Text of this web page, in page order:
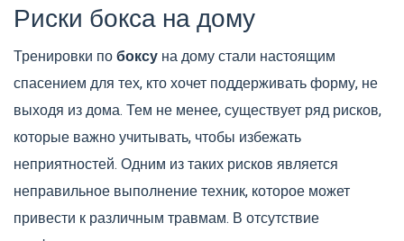
Риски бокса на дому
Тренировки побоксу на дому стали настоящим
спасением для тех, кто хочет поддерживать форму, не
выходя из дома. Тем не менее, существует ряд рисков,
которые важно учитывать, чтобы избежать
неприятностей. Одним из таких рисков является
неправильное выполнение техник, которое может
привести к различным травмам. В отсутствие